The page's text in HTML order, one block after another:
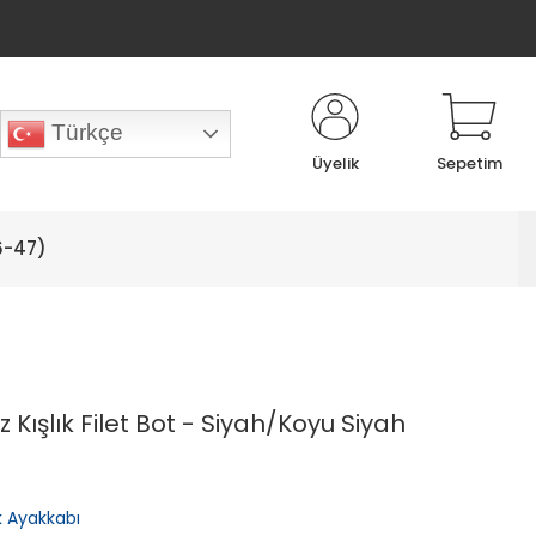
Türkçe
Üyelik Sepetim
47)
Kışlık Filet Bot - Siyah/Koyu Siyah
Ayakkabı